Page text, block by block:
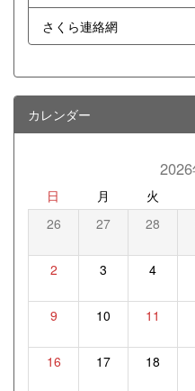
さくら連絡網
カレンダー
日 月 火
26 27 28
2 3 4
9 10 11
16 17 18